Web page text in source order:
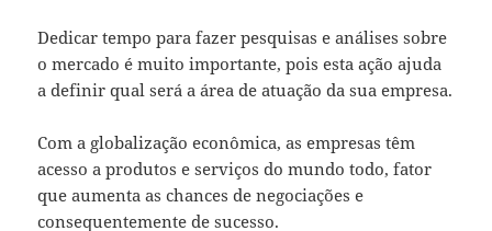
Dedicar tempo para fazer pesquisas e análises sobre
o mercado é muito importante, pois esta ação ajuda
a definir qual será a área de atuação da sua empresa.
Com a globalização econômica, as empresas têm
acesso a produtos e serviços do mundo todo, fator
que aumenta as chances de negociações e
consequentemente de sucesso.